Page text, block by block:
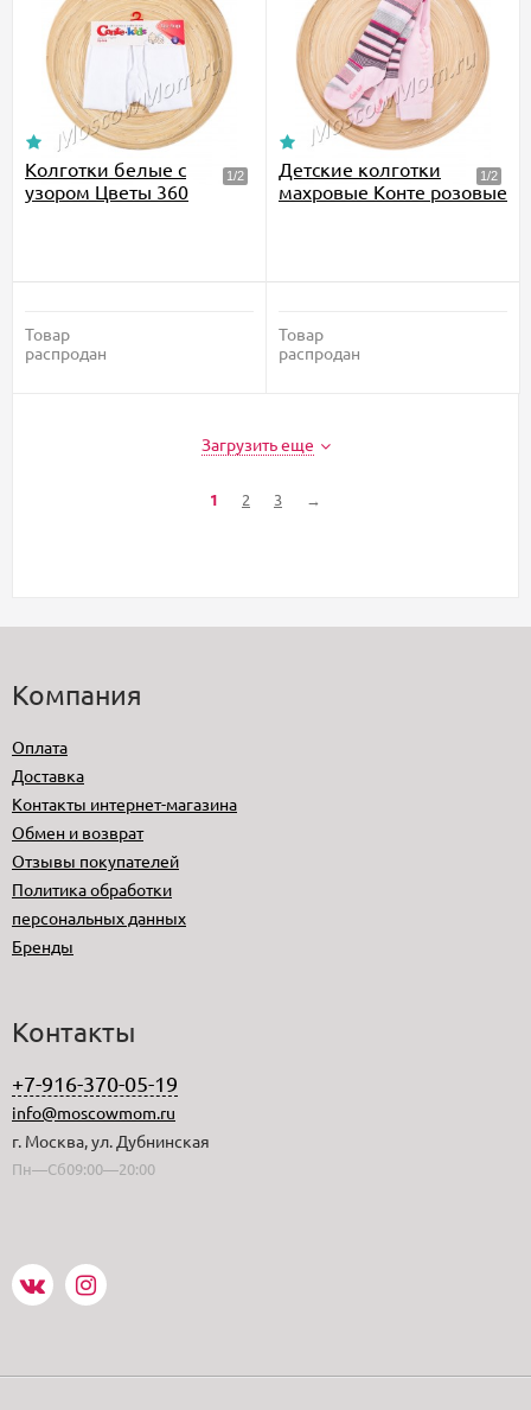
Колготки белые с
узором Цветы 360
Товар
распродан
Детские колготки
махровые Конте розовые
Товар
распродан
Загрузить еще
1 2 3 →
Компания
Оплата
Доставка
Контакты интернет-магазина
Обмен и возврат
Отзывы покупателей
Политика обработки
персональных данных
Бренды
Контакты
+7-916-370-05-19
info@moscowmom.ru
г. Москва, ул. Дубнинская
Пн—Сб09:00—20:00